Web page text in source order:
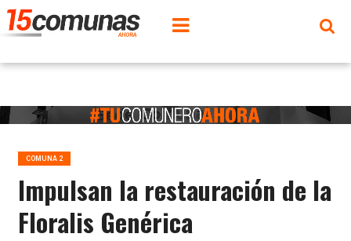
COMUNA 2
Impulsan la restauración de la
Floralis Genérica